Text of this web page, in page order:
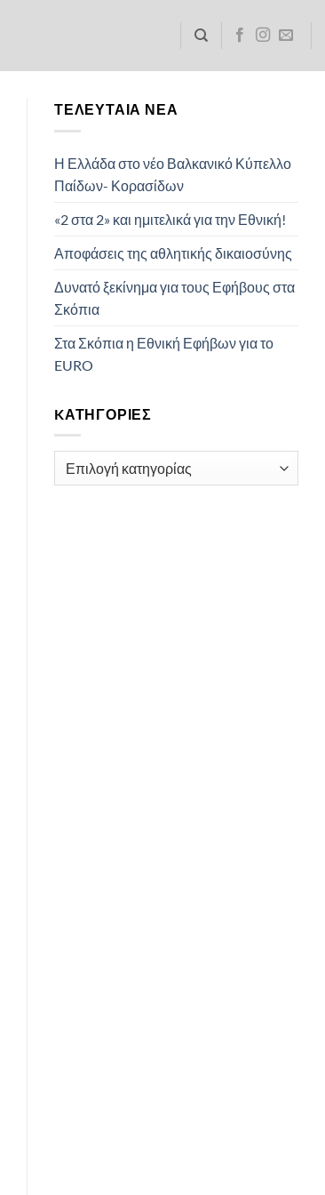
ΤΕΛΕΥΤΑΊΑ ΝΈΑ
Η Ελλάδα στο νέο Βαλκανικό Κύπελλο
Παίδων- Κορασίδων
«2 στα 2» και ημιτελικά για την Εθνική!
Αποφάσεις της αθλητικής δικαιοσύνης
Δυνατό ξεκίνημα για τους Εφήβους στα
Σκόπια
Στα Σκόπια η Εθνική Εφήβων για το
EURO
KΑΤΗΓΟΡΊΕΣ
Kατηγορίες